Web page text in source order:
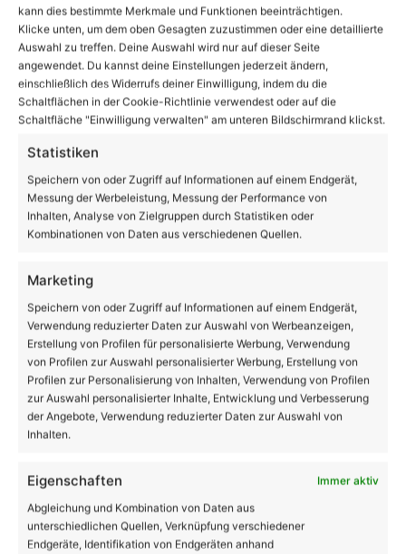
kann dies bestimmte Merkmale und Funktionen beeinträchtigen.
Klicke unten, um dem oben Gesagten zuzustimmen oder eine detaillierte
Auswahl zu treffen. Deine Auswahl wird nur auf dieser Seite
angewendet. Du kannst deine Einstellungen jederzeit ändern,
einschließlich des Widerrufs deiner Einwilligung, indem du die
Schaltflächen in der Cookie-Richtlinie verwendest oder auf die
Schaltfläche "Einwilligung verwalten" am unteren Bildschirmrand klickst.
Statistiken
Speichern von oder Zugriff auf Informationen auf einem Endgerät,
Messung der Werbeleistung, Messung der Performance von
Inhalten, Analyse von Zielgruppen durch Statistiken oder
Kombinationen von Daten aus verschiedenen Quellen.
Marketing
Speichern von oder Zugriff auf Informationen auf einem Endgerät,
Verwendung reduzierter Daten zur Auswahl von Werbeanzeigen,
Erstellung von Profilen für personalisierte Werbung, Verwendung
von Profilen zur Auswahl personalisierter Werbung, Erstellung von
Profilen zur Personalisierung von Inhalten, Verwendung von Profilen
zur Auswahl personalisierter Inhalte, Entwicklung und Verbesserung
der Angebote, Verwendung reduzierter Daten zur Auswahl von
Inhalten.
Eigenschaften
Immer aktiv
Abgleichung und Kombination von Daten aus
unterschiedlichen Quellen, Verknüpfung verschiedener
Endgeräte, Identifikation von Endgeräten anhand
Erinnerung: Bernau ab 22 Uhr einige Tage ohne
Bahnanbindung
Japan-Days in Biesenthal - Tuningtreffen für
japanische Fahrzeuge
nach: